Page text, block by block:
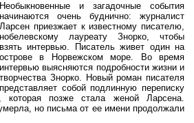
Необыкновенные и загадочные события
начинаются очень буднично: журналист
Ларсен приезжает к известному писателю,
нобелевскому лауреату Знорко, чтобы
взять интервью. Писатель живет один на
острове в Норвежском море. Во время
интервью выясняются подробности жизни и
творчества Знорко. Новый роман писателя
представляет собой подлинную переписку
которая позже стала женой Ларсена.
но письма от ее имени продолжали